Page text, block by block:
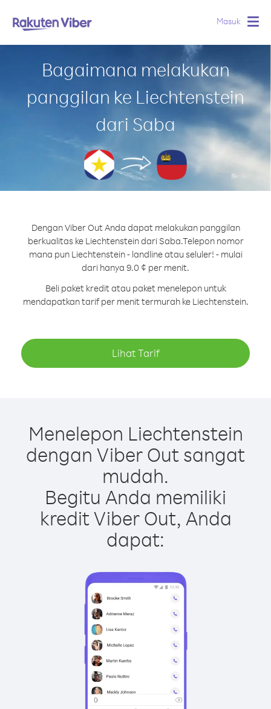
Masuk
Bagaimana melakukan
panggilan ke Liechtenstein
dari Saba
Dengan Viber Out Anda dapat melakukan panggilan
berkualitas ke Liechtenstein dari Saba.Telepon nomor
mana pun Liechtenstein - landline atau seluler! - mulai
dari hanya 9.0 ¢ per menit.
Beli paket kredit atau paket menelepon untuk
mendapatkan tarif per menit termurah ke Liechtenstein.
Lihat Tarif
Menelepon Liechtenstein
dengan Viber Out sangat
mudah.
Begitu Anda memiliki
kredit Viber Out, Anda
dapat: